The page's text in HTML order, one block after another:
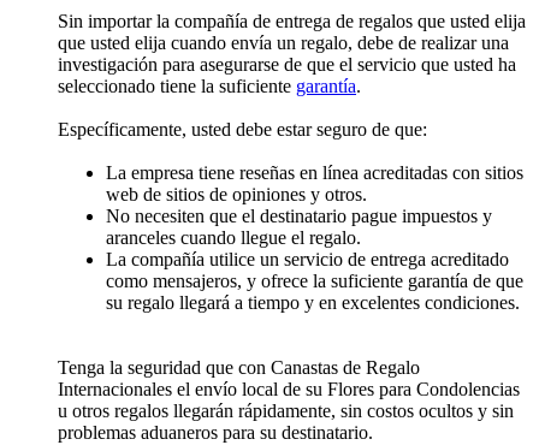
Sin importar la compañía de entrega de regalos que usted elija
que usted elija cuando envía un regalo, debe de realizar una
investigación para asegurarse de que el servicio que usted ha
seleccionado tiene la suficiente garantía.
Específicamente, usted debe estar seguro de que:
La empresa tiene reseñas en línea acreditadas con sitios
web de sitios de opiniones y otros.
No necesiten que el destinatario pague impuestos y
aranceles cuando llegue el regalo.
La compañía utilice un servicio de entrega acreditado
como mensajeros, y ofrece la suficiente garantía de que
su regalo llegará a tiempo y en excelentes condiciones.
Tenga la seguridad que con Canastas de Regalo
Internacionales el envío local de su Flores para Condolencias
u otros regalos llegarán rápidamente, sin costos ocultos y sin
problemas aduaneros para su destinatario.